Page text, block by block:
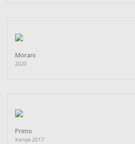
Morani
2020
Primo
Kenya 2017